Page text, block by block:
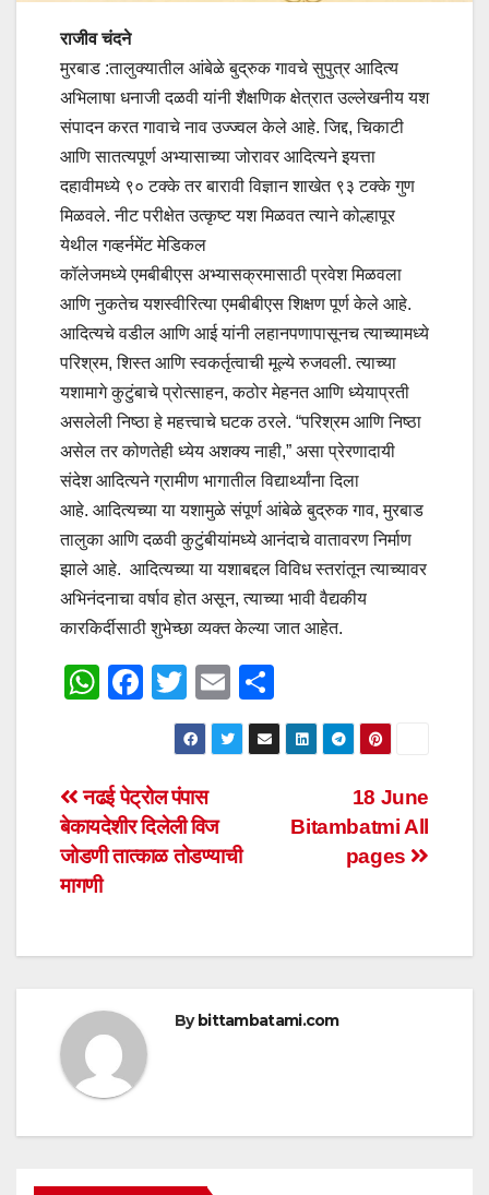
राजीव चंदने
मुरबाड :तालुक्यातील आंबेळे बुद्रुक गावचे सुपुत्र आदित्य
अभिलाषा धनाजी दळवी यांनी शैक्षणिक क्षेत्रात उल्लेखनीय यश
संपादन करत गावाचे नाव उज्ज्वल केले आहे. जिद्द, चिकाटी
आणि सातत्यपूर्ण अभ्यासाच्या जोरावर आदित्यने इयत्ता
दहावीमध्ये ९० टक्के तर बारावी विज्ञान शाखेत ९३ टक्के गुण
मिळवले. नीट परीक्षेत उत्कृष्ट यश मिळवत त्याने कोल्हापूर
येथील गव्हर्नमेंट मेडिकल
कॉलेजमध्ये एमबीबीएस अभ्यासक्रमासाठी प्रवेश मिळवला
आणि नुकतेच यशस्वीरित्या एमबीबीएस शिक्षण पूर्ण केले आहे.
आदित्यचे वडील आणि आई यांनी लहानपणापासूनच त्याच्यामध्ये
परिश्रम, शिस्त आणि स्वकर्तृत्वाची मूल्ये रुजवली. त्याच्या
यशामागे कुटुंबाचे प्रोत्साहन, कठोर मेहनत आणि ध्येयाप्रती
असलेली निष्ठा हे महत्त्वाचे घटक ठरले. “परिश्रम आणि निष्ठा
असेल तर कोणतेही ध्येय अशक्य नाही,” असा प्रेरणादायी
संदेश आदित्यने ग्रामीण भागातील विद्यार्थ्यांना दिला
आहे. आदित्यच्या या यशामुळे संपूर्ण आंबेळे बुद्रुक गाव, मुरबाड
तालुका आणि दळवी कुटुंबीयांमध्ये आनंदाचे वातावरण निर्माण
झाले आहे. आदित्यच्या या यशाबद्दल विविध स्तरांतून त्याच्यावर
अभिनंदनाचा वर्षाव होत असून, त्याच्या भावी वैद्यकीय
कारकिर्दीसाठी शुभेच्छा व्यक्त केल्या जात आहेत.
W
s
A
p
p
F
e
b
o
T
wi
tt
er
E
m
ail
h
ar
Post
navigation
18 June
Bitambatmi All
pages
नढई पेट्रोल पंपास
बेकायदेशीर दिलेली विज
जोडणी तात्काळ तोडण्याची
मागणी
Bybittambatami.com